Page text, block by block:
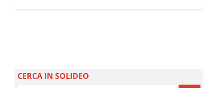
CERCA IN SOLIDEO